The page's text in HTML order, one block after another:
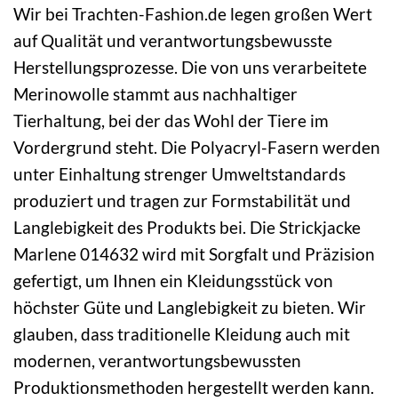
Wir bei Trachten-Fashion.de legen großen Wert
auf Qualität und verantwortungsbewusste
Herstellungsprozesse. Die von uns verarbeitete
Merinowolle stammt aus nachhaltiger
Tierhaltung, bei der das Wohl der Tiere im
Vordergrund steht. Die Polyacryl-Fasern werden
unter Einhaltung strenger Umweltstandards
produziert und tragen zur Formstabilität und
Langlebigkeit des Produkts bei. Die Strickjacke
Marlene 014632 wird mit Sorgfalt und Präzision
gefertigt, um Ihnen ein Kleidungsstück von
höchster Güte und Langlebigkeit zu bieten. Wir
glauben, dass traditionelle Kleidung auch mit
modernen, verantwortungsbewussten
Produktionsmethoden hergestellt werden kann.